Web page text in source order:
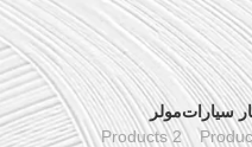
سياراتمولر
2 Products